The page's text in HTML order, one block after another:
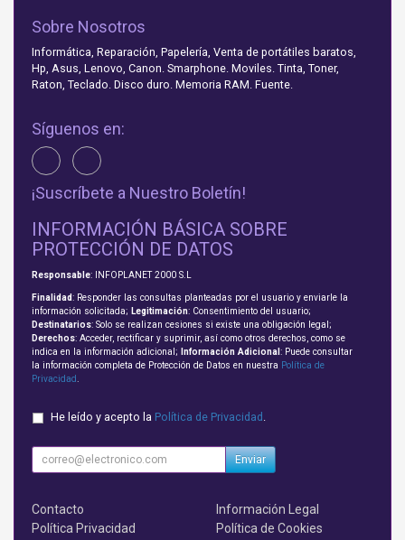
Sobre Nosotros
Informática, Reparación, Papelería, Venta de portátiles baratos,
Hp, Asus, Lenovo, Canon. Smarphone. Moviles. Tinta, Toner,
Raton, Teclado. Disco duro. Memoria RAM. Fuente.
Síguenos en:
¡Suscríbete a Nuestro Boletín!
INFORMACIÓN BÁSICA SOBRE
PROTECCIÓN DE DATOS
Responsable: INFOPLANET 2000 S.L
Finalidad: Responder las consultas planteadas por el usuario y enviarle la
información solicitada; Legitimación: Consentimiento del usuario;
Destinatarios: Solo se realizan cesiones si existe una obligación legal;
Derechos: Acceder, rectificar y suprimir, así como otros derechos, como se
indica en la información adicional;
Información Adicional : Puede consultar
la información completa de Protección de Datos en nuestra Política de
Privacidad.
He leído y acepto la Política de Privacidad .
Enviar
Contacto
Información Legal
Política Privacidad
Política de Cookies